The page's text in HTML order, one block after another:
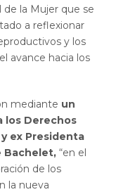
la Mujer que se
a reflexionar
y los
avance hacia los
mediante un
los Derechos
ex Presidenta
Bachelet, “en el
de los
la nueva